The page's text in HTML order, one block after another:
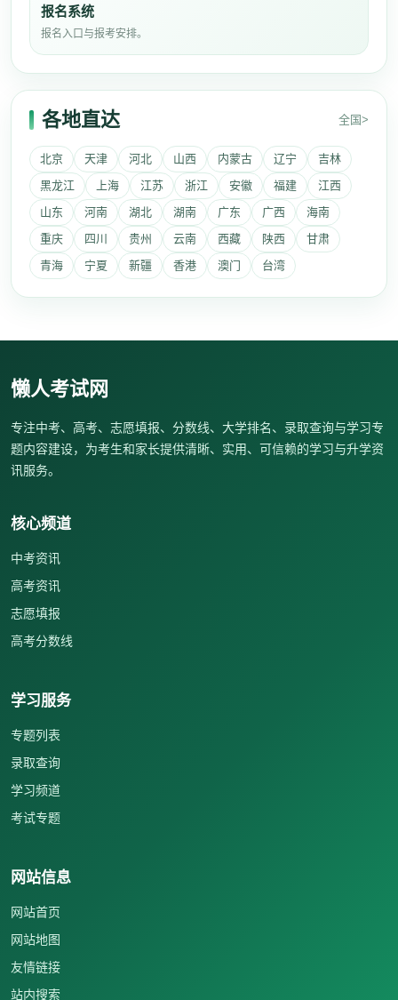
报名系统
报名入口与报考安排。
各地直达 全国>
北京 天津 河北 山西 内蒙古 辽宁
吉林
黑龙江
上海 江苏 浙江 安徽 福建
江西
山东
河南 湖北 湖南 广东 广西
海南
重庆
四川 贵州 云南 西藏 陕西
甘肃
青海
宁夏 新疆 香港 澳门 台湾
懒人考试网
专注中考、高考、志愿填报、分数线、大学排名、录取查询与学习专
题内容建设，为考生和家长提供清晰、实用、可信赖的学习与升学资
讯服务。
核心频道
中考资讯
高考资讯
志愿填报
高考分数线
学习服务
专题列表
录取查询
学习频道
考试专题
网站信息
网站首页
网站地图
友情链接
站内搜索